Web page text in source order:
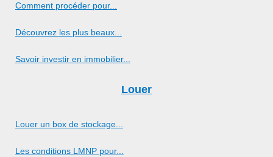
Comment procéder pour...
Découvrez les plus beaux...
Savoir investir en immobilier...
Louer
Louer un box de stockage...
Les conditions LMNP pour...